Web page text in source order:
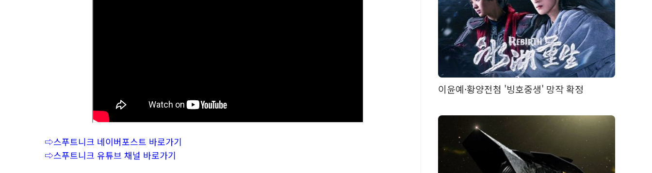
⇨스푸트니크 네이버포스트 바로가기
⇨스푸트니크 유튜브 채널 바로가기
이윤예·황양전첨 '빙호중생' 망작 확정